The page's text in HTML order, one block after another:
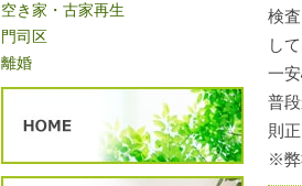
検
し
一
普
則
※弊
空き家・古家再生
門司区
離婚